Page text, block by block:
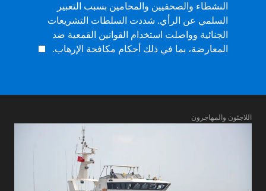
النشطاء والصحفيين والمحامين بسبب التعبير
السلمي عن الرأي. شددت السلطات التشريعات
الجنائية وواصلت استخدام القوانين القمعية ضد
المعارضة، بما في ذلك أحكام مكافحة الإرهاب.
اللاجئون والمهاجرون